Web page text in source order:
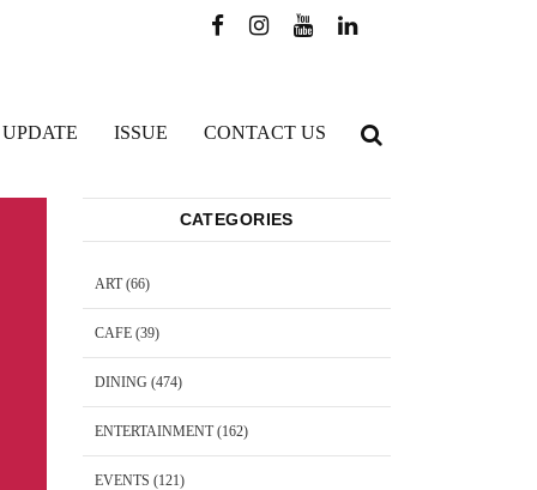
ISSUE CONTACT US
CATEGORIES
ART(66)
CAFE(39)
DINING (474)
ENTERTAINMENT(162)
EVENTS (121)